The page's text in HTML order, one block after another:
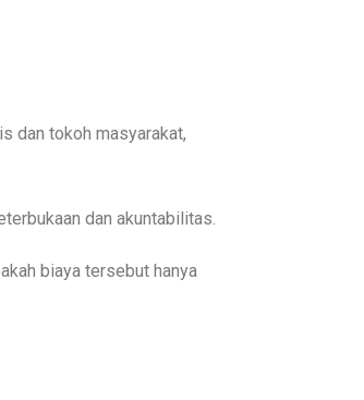
dan tokoh masyarakat,
dan akuntabilitas.
biaya tersebut hanya